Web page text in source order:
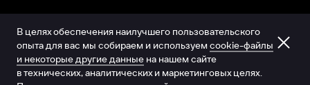
В целях обеспечения наилучшего пользовательского
опыта для вас мы собираем и используем cookie-файлы
и некоторые другие данные на нашем сайте
в технических, аналитических и маркетинговых целях.